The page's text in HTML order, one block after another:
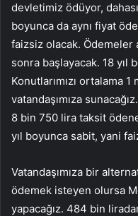
devletimiz ödüyor,
boyunca da aynı fiyat
faizsiz olacak. Ödemeler
sonra başlayacak. 18 yıl
Konutlarımızı ortalama
vatandaşımıza
8 bin 750 lira taksit
yıl boyunca sabit, yani
Vatandaşımıza bir
ödemek isteyen olursa
yapacağız. 484 bin